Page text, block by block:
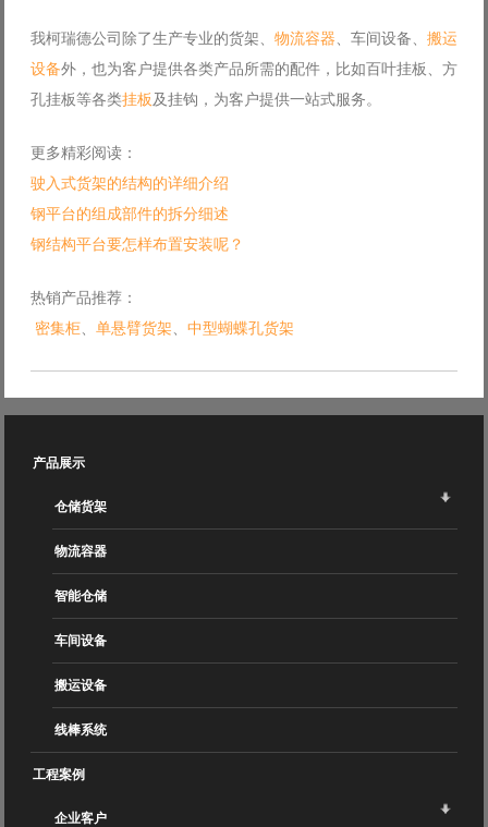
我柯瑞德公司除了生产专业的货架、 物流容器 、车间设备、 搬运
设备外，也为客户提供各类产品所需的配件，比如百叶挂板、方
孔挂板等各类挂板 及挂钩，为客户提供一站式服务。
更多精彩阅读：
驶入式货架的结构的详细介绍
钢平台的组成部件的拆分细述
钢结构平台要怎样布置安装呢？
热销产品推荐：
密集柜
单悬臂货架 中型蝴蝶孔货架
产品展示
仓储货架
物流容器
智能仓储
车间设备
搬运设备
线棒系统
工程案例
企业客户